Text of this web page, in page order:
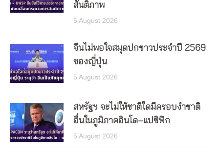
สันติภาพ
5 August 2026
จีนไม่พอใจสมุดปกขาวประจำปี 2569
ของญี่ปุ่น
5 August 2026
สหรัฐฯ จะไม่ให้ชาติใดมีครอบงำชาติ
อื่นในภูมิภาคอินโด–แปซิฟิก
5 August 2026